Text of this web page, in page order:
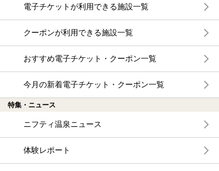
電子チケットが利用できる施設一覧
クーポンが利用できる施設一覧
おすすめ電子チケット・クーポン一覧
今月の新着電子チケット・クーポン一覧
特集・ニュース
ニフティ温泉ニュース
体験レポート